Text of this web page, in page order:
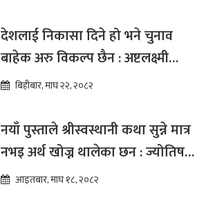
देशलाई निकासा दिने हो भने चुनाव
बाहेक अरु विकल्प छैन : अष्टलक्ष्मी
शाक्यबिहीबार, माघ २२, २०८२
नयाँ पुस्ताले श्रीस्वस्थानी कथा सुन्ने मात्र
नभइ अर्थ खोज्न थालेका छन : ज्योतिष
तारा लोचन न्यौपाने
आइतबार, माघ १८, २०८२